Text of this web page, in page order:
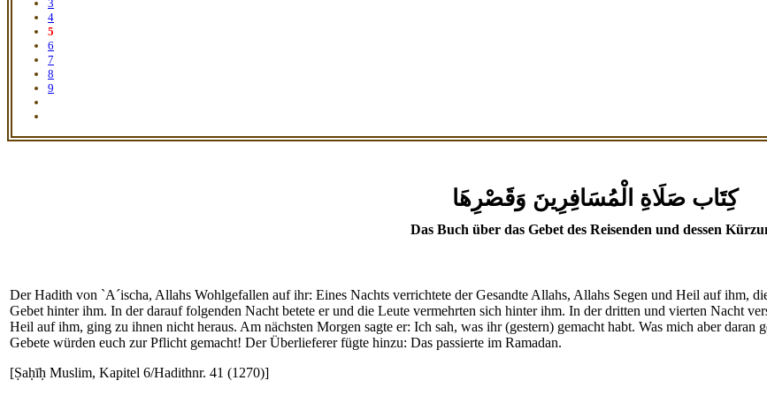
3
4
5
6
7
8
9
كِتَاب صَلَاةِ الْمُسَافِرِينَ وَقَصْرِهَا
Das Buch über das Gebet des Reisenden und dessen
Der Hadith von `A´ischa, Allahs Wohlgefallen auf ihr: Eines Nachts verrichtete der Gesandte Allahs, Allahs Segen und Heil auf ihm,
Gebet hinter ihm. In der darauf folgenden Nacht betete er und die Leute vermehrten sich hinter ihm. In der dritten und vierten Nacht
Heil auf ihm, ging zu ihnen nicht heraus. Am nächsten Morgen sagte er: Ich sah, was ihr (gestern) gemacht habt. Was mich aber
Gebete würden euch zur Pflicht gemacht! Der Überlieferer fügte hinzu: Das passierte im Ramadan.
[Ṣaḥīḥ Muslim, Kapitel 6/Hadithnr. 41 (1270)]